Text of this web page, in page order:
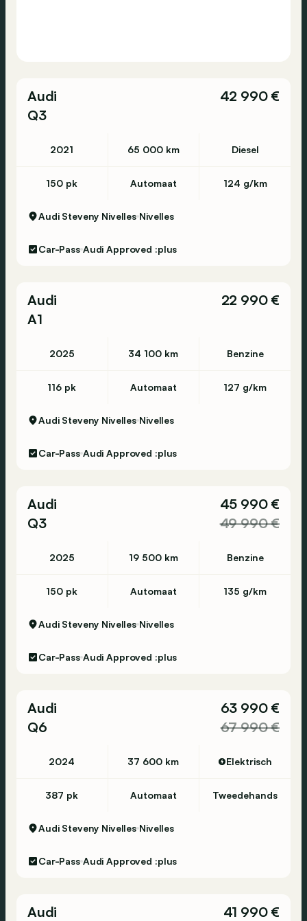
Audi
Q3
42 990 €
2021 65 000 km Diesel
150 pk Automaat 124 g/km
Audi Steveny Nivelles Nivelles
Car-Pass Audi Approved :plus
Audi
A1
22 990 €
2025 34 100 km Benzine
116 pk Automaat 127 g/km
Audi Steveny Nivelles Nivelles
Car-Pass Audi Approved :plus
Audi
Q3
45 990 €
49 990 €
2025 19 500 km Benzine
150 pk Automaat 135 g/km
Audi Steveny Nivelles Nivelles
Car-Pass Audi Approved :plus
Audi
Q6
63 990 €
67 990 €
2024 37 600 km Elektrisch
387 pk Automaat Tweedehands
Audi Steveny Nivelles Nivelles
Car-Pass Audi Approved :plus
Audi
41 990 €